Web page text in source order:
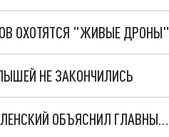
ОХОТЯТСЯ "ЖИВЫЕ ДРОНЫ"
НЕ ЗАКОНЧИЛИСЬ
"МЫ ВАС ЗАСТАВИМ": ЖУТКИЕ ДЕТАЛИ ОХОТЫ НА ГЕНЕРАЛА. ЗЕЛЕНСКИЙ ОБЪЯСНИЛ ГЛАВНЫЙ СМЫСЛ ТЕРАКТА В ЦЕНТРЕ МОСКВЫ